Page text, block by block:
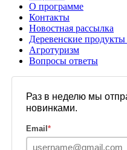
О программе
Контакты
Новостная рассылка
Деревенские
Агротуризм
Вопросы ответы
Раз в неделю мы
новинками.
Email *